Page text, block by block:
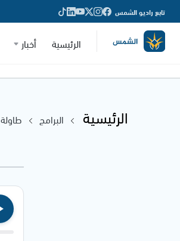
تابع راديو الشمس
الرئيسية أخبار
الرئيسية البرامج